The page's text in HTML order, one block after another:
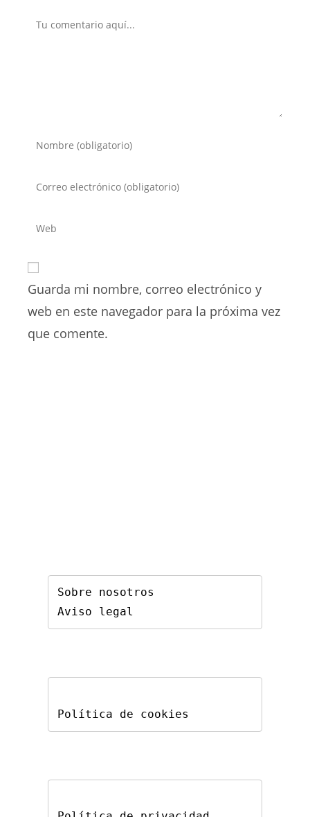
Comentario
Introduce
de
para
comentar
Introduce
de
electrónico
para
Introduce
de
tu
web
Guarda mi nombre, correo electrónico y
web en este navegador para la próxima vez
que comente.
Sobre nosotros
Aviso legal
Política de cookies